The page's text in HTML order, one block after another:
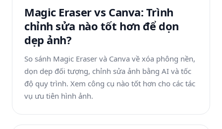
Magic Eraser vs Canva: Trình
chỉnh sửa nào tốt hơn để dọn
dẹp ảnh?
So sánh Magic Eraser và Canva về xóa phông nền,
dọn dẹp đối tượng, chỉnh sửa ảnh bằng AI và tốc
độ quy trình. Xem công cụ nào tốt hơn cho các tác
vụ ưu tiên hình ảnh.